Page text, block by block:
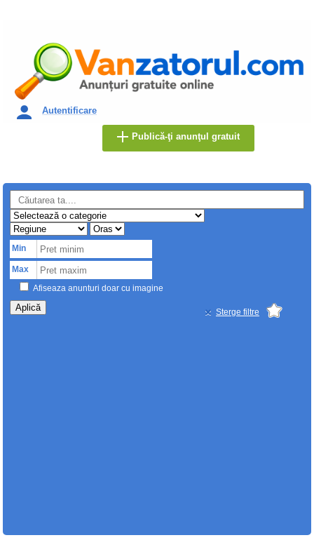
Autentificare
Publică-ţi anunţul gratuit
Min
Max
Afiseaza anunturi doar cu imagine
Aplică Sterge filtre